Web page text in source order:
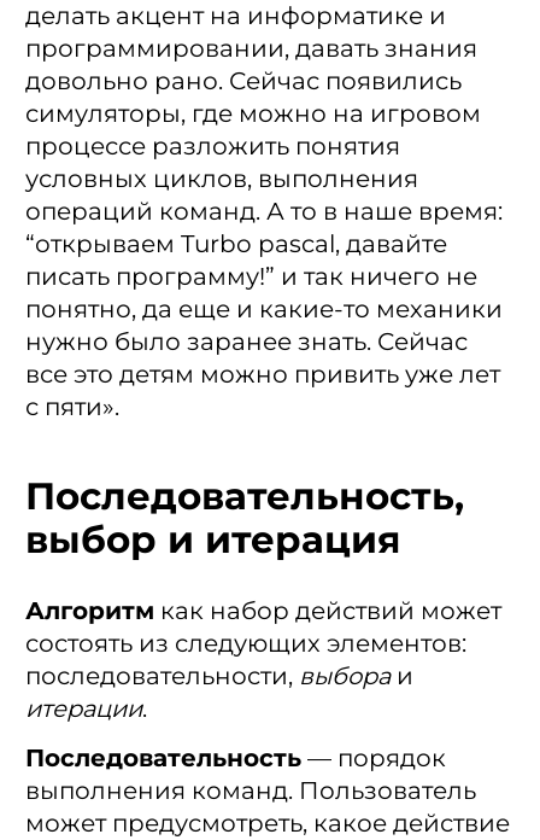
делать акцент на информатике и
программировании, давать знания
довольно рано. Сейчас появились
симуляторы, где можно на игровом
процессе разложить понятия
условных циклов, выполнения
операций команд. А то в наше время:
“открываем Turbo pascal, давайте
писать программу!” и так ничего не
понятно, да еще и какие-то механики
нужно было заранее знать. Сейчас
все это детям можно привить уже лет
с пяти».
Последовательность,
выбор и итерация
Алгоритм как набор действий может
состоять из следующих элементов:
последовательности, выбораи
итерации.
Последовательность — порядок
выполнения команд. Пользователь
может предусмотреть, какое действие